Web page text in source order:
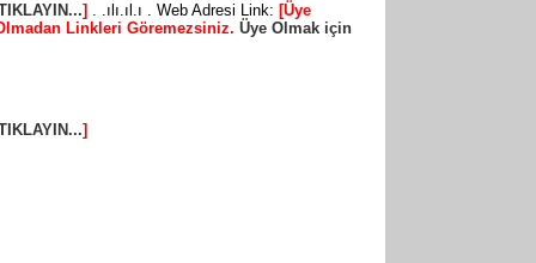
] . .ılı.ıl.ı . Web Adresi Link: [Üye
Linkleri Göremezsiniz.Üye Olmak için
]